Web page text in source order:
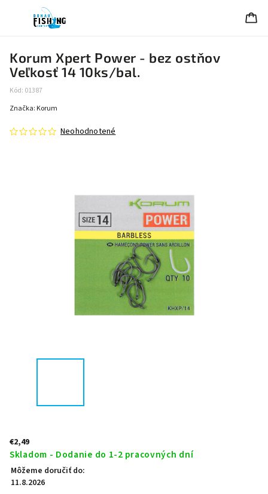
Korum Xpert Power - bez ostňov
Veľkosť 14 10ks/bal.
Kód: 01387
Neohodnotené
Značka: Korum
€2,49
Skladom - Dodanie do 1-2 pracovných dní
Môžeme doručiť do:
11.8.2026